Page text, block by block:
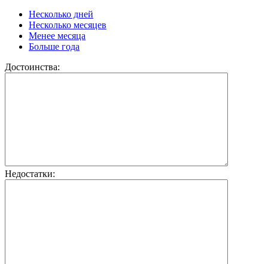
Несколько дней
Несколько месяцев
Менее месяца
Больше года
Достоинства:
Недостатки: